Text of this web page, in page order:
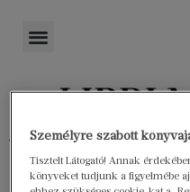
Személyre szabott
Tisztelt Látogató! Annak
könyveket tudjunk a figyelmébe